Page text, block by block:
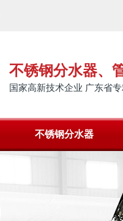
不锈钢分水器、
国家高新技术企业 广东省
不锈钢分水器